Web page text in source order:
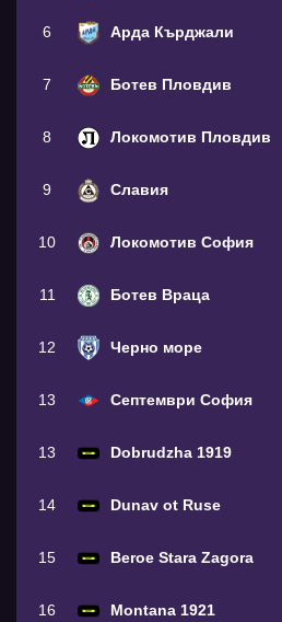
6 Арда Кърджали
7 Ботев Пловдив
8 Локомотив Пловдив
9 Славия
10 Локомотив София
11 Ботев Враца
12 Черно море
13 Септември София
13 Dobrudzha 1919
14 Dunav ot Ruse
15 Beroe Stara Zagora
16 Montana 1921